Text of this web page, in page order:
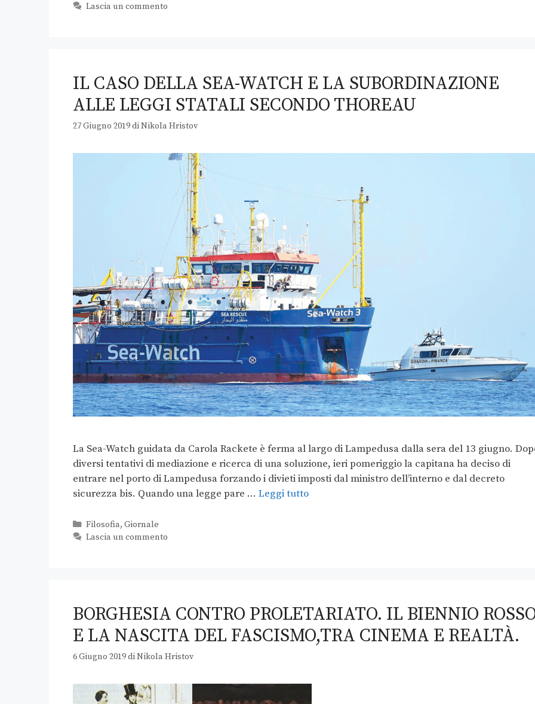
Lascia un commento
IL CASO DELLA SEA-WATCH E LA SUBORDINAZIONE
ALLE LEGGI STATALI SECONDO THOREAU
27 Giugno 2019diNikola Hristov
La Sea-Watch guidata da Carola Rackete è ferma al largo di Lampedusa dalla sera del 13 giugno.
diversi tentativi di mediazione e ricerca di una soluzione, ieri pomeriggio la capitana ha deciso di
entrare nel porto di Lampedusa forzando i divieti imposti dal ministro dell’interno e dal decreto
sicurezza bis. Quando una legge pare … Leggi tutto
Filosofia, Giornale
Lascia un commento
BORGHESIA CONTRO PROLETARIATO. IL BIENNIO
E LA NASCITA DEL FASCISMO,TRA CINEMA E REALTÀ.
6 Giugno 2019diNikola Hristov